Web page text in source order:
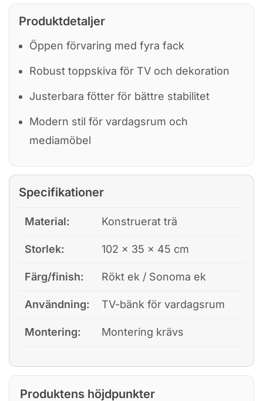
Produktdetaljer
Öppen förvaring med fyra fack
Robust toppskiva för TV och dekoration
Justerbara fötter för bättre stabilitet
Modern stil för vardagsrum och
mediamöbel
Specifikationer
Material: Konstruerat trä
Storlek: 102 × 35 × 45 cm
Färg/finish: Rökt ek / Sonoma ek
Användning: TV-bänk för vardagsrum
Montering: Montering krävs
Produktens höjdpunkter